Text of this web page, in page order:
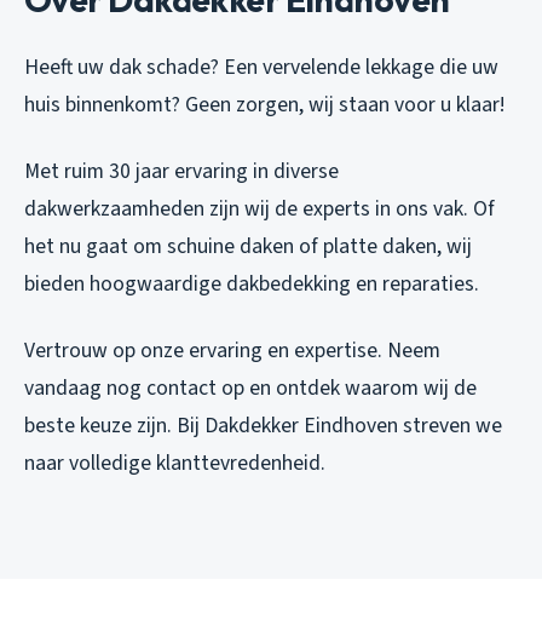
Heeft uw dak schade? Een vervelende lekkage die uw
huis binnenkomt? Geen zorgen, wij staan voor u klaar!
Met ruim 30 jaar ervaring in diverse
dakwerkzaamheden zijn wij de experts in ons vak. Of
het nu gaat om schuine daken of platte daken, wij
bieden hoogwaardige dakbedekking en reparaties.
Vertrouw op onze ervaring en expertise. Neem
vandaag nog contact op en ontdek waarom wij de
beste keuze zijn. Bij Dakdekker Eindhoven streven we
naar volledige klanttevredenheid.